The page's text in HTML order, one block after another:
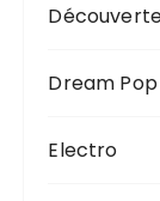
Dream Pop
Electro